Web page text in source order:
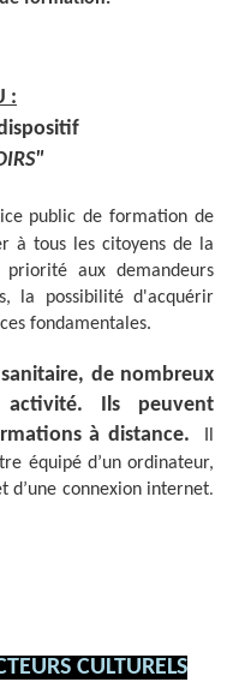
:
public de formation de
à tous les citoyens de la
aux demandeurs
la possibilité d'acquérir
fondamentales.
de nombreux
activité. Ils peuvent
à distance.
équipé d’un ordinateur,
d’une connexion internet.
CULTURELS